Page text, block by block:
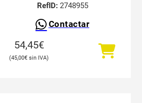
RefID:2748955
Contactar
54,45€
45,00€